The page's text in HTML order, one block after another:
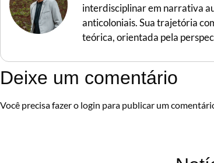
interdisciplinar em narrativa
anticoloniais. Sua trajetória
teórica, orientada pela
Deixe um comentário
Você precisa fazer o login para publicar um